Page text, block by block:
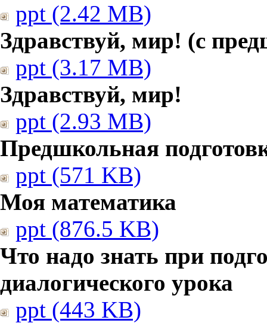
ppt (2.42 MB)
Здравствуй, мир! (с
ppt (3.17 MB)
Здравствуй, мир!
ppt (2.93 MB)
Предшкольная
ppt (571 KB)
Моя математика
ppt (876.5 KB)
Что надо знать при
диалогического урока
ppt (443 KB)